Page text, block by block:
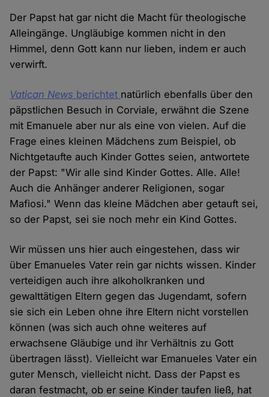
Der Papst hat gar nicht die Macht für theologische
Alleingänge. Ungläubige kommen nicht in den
Himmel, denn Gott kann nur lieben, indem er auch
verwirft.
Vatican News berichtet natürlich ebenfalls über den
päpstlichen Besuch in Corviale, erwähnt die Szene
mit Emanuele aber nur als eine von vielen. Auf die
Frage eines kleinen Mädchens zum Beispiel, ob
Nichtgetaufte auch Kinder Gottes seien, antwortete
der Papst: "Wir alle sind Kinder Gottes. Alle. Alle!
Auch die Anhänger anderer Religionen, sogar
Mafiosi." Wenn das kleine Mädchen aber getauft sei,
so der Papst, sei sie noch mehr ein Kind Gottes.
Wir müssen uns hier auch eingestehen, dass wir
über Emanueles Vater rein gar nichts wissen. Kinder
verteidigen auch ihre alkoholkranken und
gewalttätigen Eltern gegen das Jugendamt, sofern
sie sich ein Leben ohne ihre Eltern nicht vorstellen
können (was sich auch ohne weiteres auf
erwachsene Gläubige und ihr Verhältnis zu Gott
übertragen lässt). Vielleicht war Emanueles Vater ein
guter Mensch, vielleicht nicht. Dass der Papst es
daran festmacht, ob er seine Kinder taufen ließ, hat